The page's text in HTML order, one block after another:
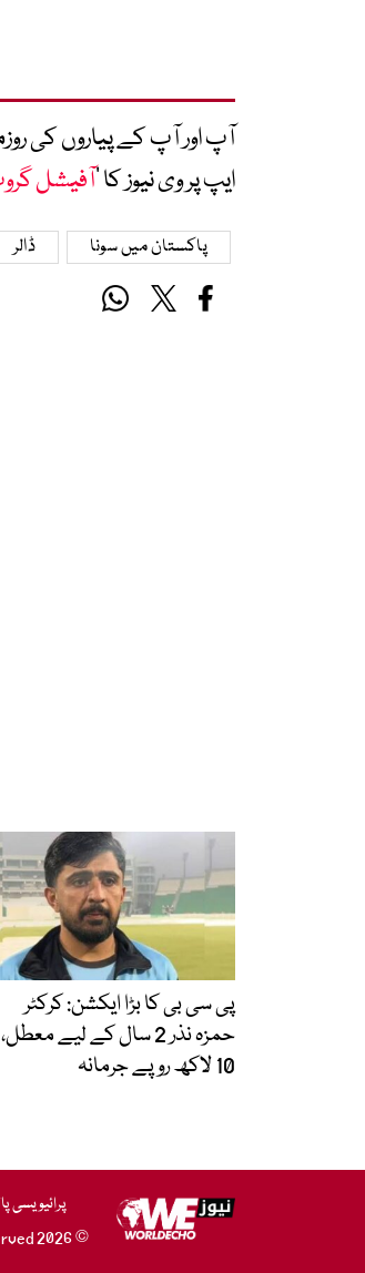
آپ اور آپ کے پیاروں کی
ایپ پر وی نیوز کا ’آفیشل
پاکستان میں سونا ڈالر
پی سی بی کا بڑا ایکشن: کرکٹر
حمزہ نذر 2 سال کے لیے معطل،
10 لاکھ روپے جرمانہ
پرائیویسی
© 2026 WE News. All Rights Reserved